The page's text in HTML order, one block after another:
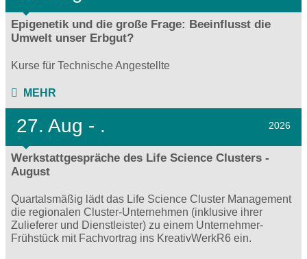
Epigenetik und die große Frage: Beeinflusst die
Umwelt unser Erbgut?
Kurse für Technische Angestellte
MEHR
27. Aug - . 2026
Werkstattgespräche des Life Science Clusters -
August
Quartalsmäßig lädt das Life Science Cluster Management
die regionalen Cluster-Unternehmen (inklusive ihrer
Zulieferer und Dienstleister) zu einem Unternehmer-
Frühstück mit Fachvortrag ins KreativWerkR6 ein.